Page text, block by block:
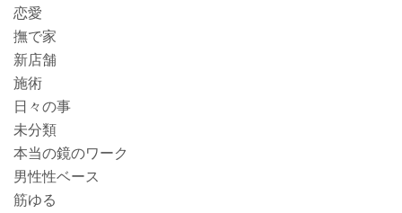
恋愛
撫で家
新店舗
施術
日々の事
未分類
本当の鏡のワーク
男性性ベース
筋ゆる